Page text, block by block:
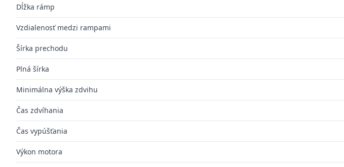
Dĺžka rámp
Vzdialenosť medzi rampami
Šírka prechodu
Plná šírka
Minimálna výška zdvihu
Čas zdvíhania
Čas vypúšťania
Výkon motora